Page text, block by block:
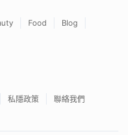
Food
Blog
私隱政策 聯絡我們